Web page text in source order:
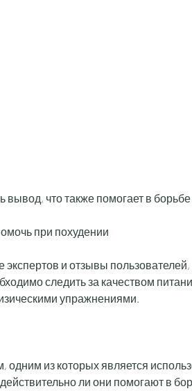
вывод, что также помогает в
при похудении
экспертов и отзывы
следить за качеством
упражнениями.
одним из которых является
ли они помогают в